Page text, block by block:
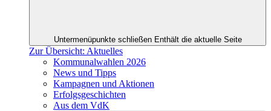
Untermenüpunkte schließen Enthält die aktuelle Seite
Zur Übersicht: Aktuelles
Kommunalwahlen 2026
News und Tipps
Kampagnen und Aktionen
Erfolgsgeschichten
Aus dem VdK